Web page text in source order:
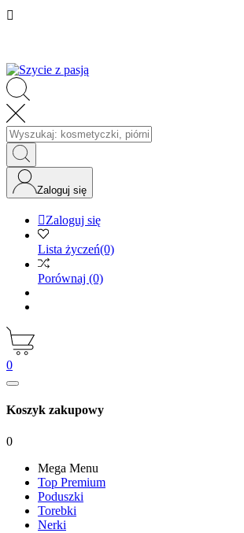

Zaloguj się
Zaloguj się
Lista życzeń(0)
Porównaj (0)
0
Koszyk zakupowy
0
Mega Menu
Top Premium
Poduszki
Torebki
Nerki